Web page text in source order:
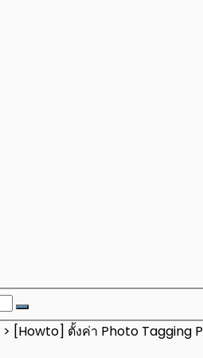
> [Howto] ตั้งค่า Photo Tagging